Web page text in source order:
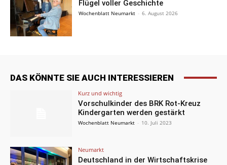
Flügel voller Geschichte
Wochenblatt Neumarkt - 6. August 2026
DAS KÖNNTE SIE AUCH INTERESSIEREN
Kurz und wichtig
Vorschulkinder des BRK Rot-Kreuz
Kindergarten werden gestärkt
Wochenblatt Neumarkt - 10. Juli 2023
Neumarkt
Deutschland in der Wirtschaftskrise